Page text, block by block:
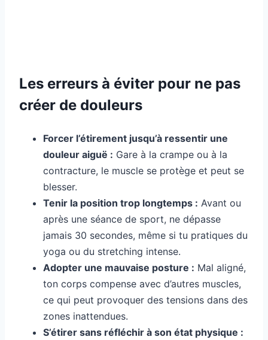
Les erreurs à éviter pour ne pas
créer de douleurs
Forcer l’étirement jusqu’à ressentir une
douleur aiguë : Gare à la crampe ou à la
contracture, le muscle se protège et peut se
blesser.
Tenir la position trop longtemps : Avant ou
après une séance de sport, ne dépasse
jamais 30 secondes, même si tu pratiques du
yoga ou du stretching intense.
Adopter une mauvaise posture : Mal aligné,
ton corps compense avec d’autres muscles,
ce qui peut provoquer des tensions dans des
zones inattendues.
S’étirer sans réfléchir à son état physique :